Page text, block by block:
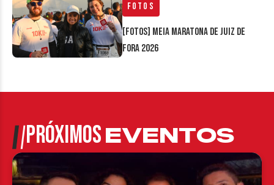
Fotos
[FOTOS] Meia Maratona de Juiz de
Fora 2026
PRÓXIMOSEVENTOS